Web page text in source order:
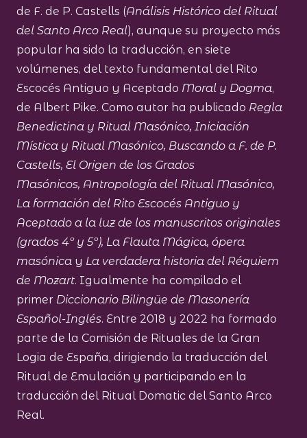
de F. de P. Castells (Análisis Histórico del Ritual
del Santo Arco Real), aunque su proyecto más
popular ha sido la traducción, en siete
volúmenes, del texto fundamental del Rito
Escocés Antiguo y Aceptado Moral y Dogma,
de Albert Pike. Como autor ha publicado Regla
Benedictina y Ritual Masónico, Iniciación
Mística y Ritual Masónico, Buscando a F. de P.
Castells, El Origen de los Grados
Masónicos, Antropología del Ritual Masónico,
La formación del Rito Escocés Antiguo y
Aceptado a la luz de los manuscritos originales
(grados 4º y 5º), La Flauta Mágica, ópera
masónica y La verdadera historia del Réquiem
de Mozart. Igualmente ha compilado el
primer Diccionario Bilingüe de Masonería
Español-Inglés. Entre 2018 y 2022 ha formado
parte de la Comisión de Rituales de la Gran
Logia de España, dirigiendo la traducción del
Ritual de Emulación y participando en la
traducción del Ritual Domatic del Santo Arco
Real.